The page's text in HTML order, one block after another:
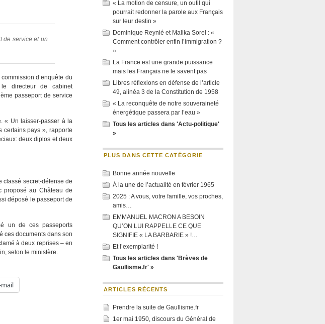
de service et un
d’enquête du
directeur de cabinet
passeport de service
« Un laisser-passer à la
certains pays », rapporte
deux diplos et deux
classé secret-défense de
proposé au Château de
déposé le passeport de
un de ces passeports
ces documents dans son
à deux reprises – en
selon le ministère.
mail
« La motion de censure, un outil qui
pourrait redonner la parole aux Français
sur leur destin »
Dominique Reynié et Malika Sorel : «
Comment contrôler enfin l’immigration ?
»
La France est une grande puissance
mais les Français ne le savent pas
Libres réflexions en défense de l’article
49, alinéa 3 de la Constitution de 1958
« La reconquête de notre souveraineté
énergétique passera par l’eau »
Tous les articles dans 'Actu-politique'
»
PLUS DANS CETTE CATÉGORIE
Bonne année nouvelle
À la une de l’actualité en février 1965
2025 : A vous, votre famille, vos proches,
amis…
EMMANUEL MACRON A BESOIN
QU’ON LUI RAPPELLE CE QUE
SIGNIFIE « LA BARBARIE » !…
Et l’exemplarité !
Tous les articles dans 'Brèves de
Gaullisme.fr' »
ARTICLES RÉCENTS
Prendre la suite de Gaullisme.fr
1er mai 1950, discours du Général de